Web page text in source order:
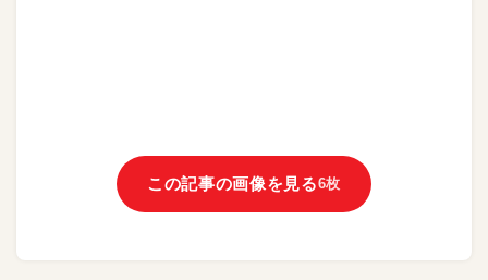
この記事の画像を見る6枚